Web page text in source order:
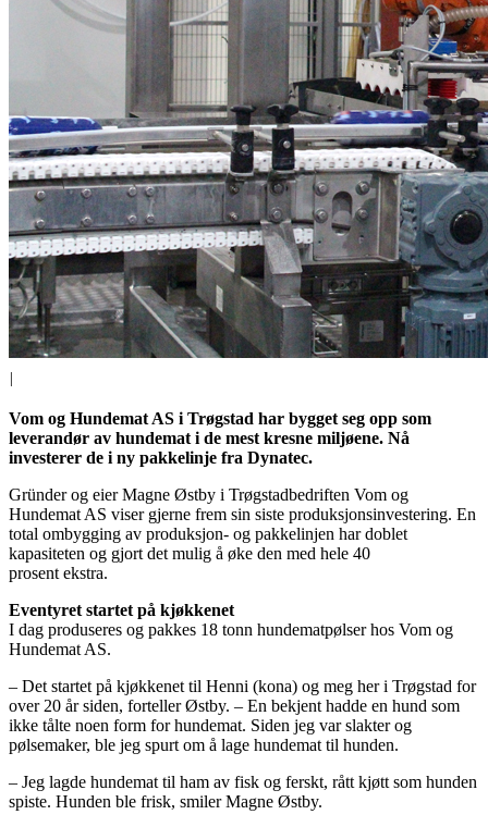
|
Vom og Hundemat AS i Trøgstad har bygget seg opp som
leverandør av hundemat i de mest kresne miljøene. Nå
investerer de i ny pakkelinje fra Dynatec.
Gründer og eier Magne Østby i Trøgstadbedriften Vom og
Hundemat AS viser gjerne frem sin siste produksjonsinvestering. En
total ombygging av produksjon- og pakkelinjen har doblet
kapasiteten og gjort det mulig å øke den med hele 40
prosent ekstra.
Eventyret startet på kjøkkenet
I dag produseres og pakkes 18 tonn hundematpølser hos Vom og
Hundemat AS.
– Det startet på kjøkkenet til Henni (kona) og meg her i Trøgstad for
over 20 år siden, forteller Østby. – En bekjent hadde en hund som
ikke tålte noen form for hundemat. Siden jeg var slakter og
pølsemaker, ble jeg spurt om å lage hundemat til hunden.
– Jeg lagde hundemat til ham av fisk og ferskt, rått kjøtt som hunden
spiste. Hunden ble frisk, smiler Magne Østby.